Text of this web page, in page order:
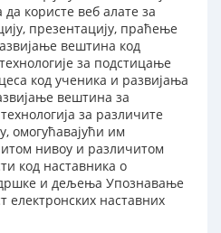
користе веб алате за
презентацију, праћење
вештина код
за подстицање
код ученика и развијања
вештина за
за различите
омогућавајући им
нивоу и различитом
код наставника о
и дељења Упознавање
електронских наставних